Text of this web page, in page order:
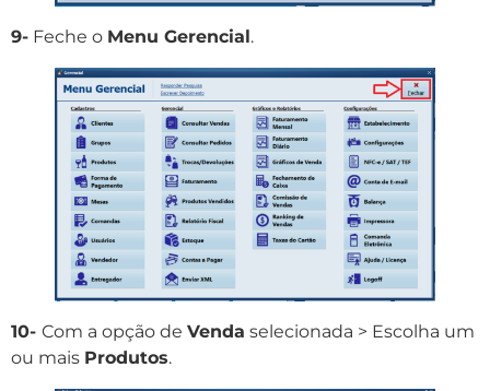
9- Feche o Menu Gerencial.
10- Com a opção de Venda selecionada > Escolha um
ou mais Produtos.